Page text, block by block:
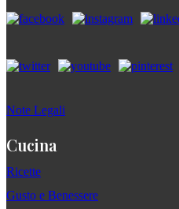
Note Legali
Cucina
Ricette
Gusto e Benessere